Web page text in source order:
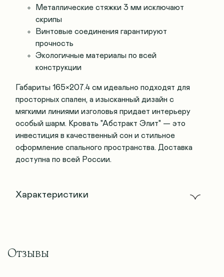
Металлические стяжки 3 мм исключают
скрипы
Винтовые соединения гарантируют
прочность
Экологичные материалы по всей
конструкции
Габариты 165×207.4 см идеально подходят для
просторных спален, а изысканный дизайн с
мягкими линиями изголовья придает интерьеру
особый шарм. Кровать "Абстракт Элит" — это
инвестиция в качественный сон и стильное
оформление спального пространства. Доставка
доступна по всей России.
Характеристики
Отзывы